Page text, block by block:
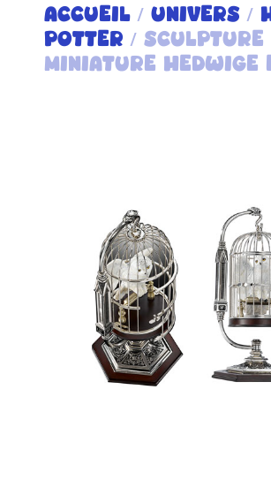
ACCUEIL/ UNIVERS/
POTTER / SCULPTURE
MINIATURE HEDWIGE